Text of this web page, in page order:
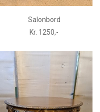
Salonbord
Kr. 1250,-